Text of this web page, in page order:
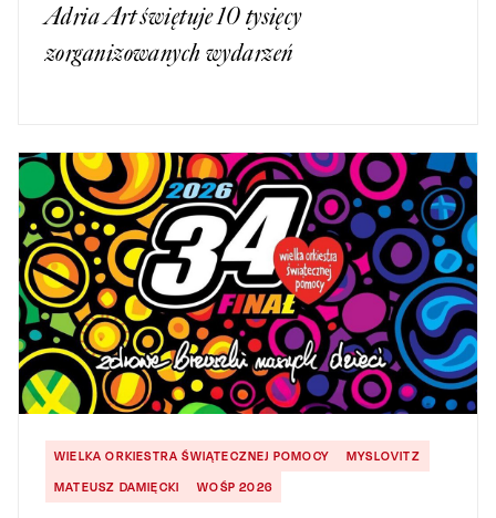
Adria Art świętuje 10 tysięcy
zorganizowanych wydarzeń
WIELKA ORKIESTRA ŚWIĄTECZNEJ POMOCY
MYSLOVITZ
MATEUSZ DAMIĘCKI
WOŚP 2026